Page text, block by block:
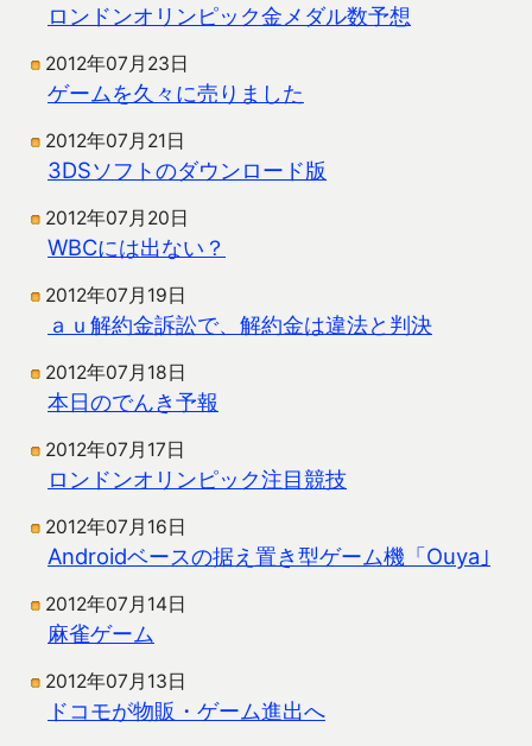
ロンドンオリンピック金メダル数予想
2012年07月23日
ゲームを久々に売りました
2012年07月21日
3DSソフトのダウンロード版
2012年07月20日
WBCには出ない？
2012年07月19日
ａｕ解約金訴訟で、解約金は違法と判決
2012年07月18日
本日のでんき予報
2012年07月17日
ロンドンオリンピック注目競技
2012年07月16日
Androidベースの据え置き型ゲーム機「Ouya｣
2012年07月14日
麻雀ゲーム
2012年07月13日
ドコモが物販・ゲーム進出へ